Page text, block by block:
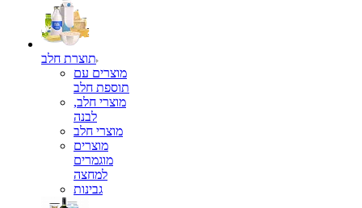
תוצרת חלב
מוצרים עם
תוספת חלב
מוצרי חלב,
לבנה
מוצרי חלב
מוצרים
מוגמרים
למחצה
גבינות